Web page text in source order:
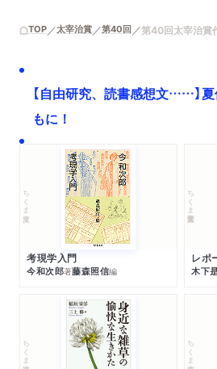
TOP 太宰治賞 第40回 第40回太宰治賞
【自由研究、読書感想文……】
もに！
ちくま文庫
考現学入門
今和次郎著藤森照信編
ちくま学芸文庫
レポ
木下
ちくま文庫 ちくま文庫